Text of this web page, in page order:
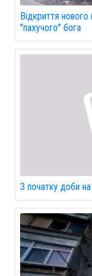
Відкриття
"пахучого" бога
З початку доби